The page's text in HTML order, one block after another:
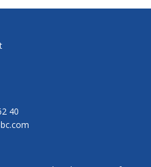
38 62 40